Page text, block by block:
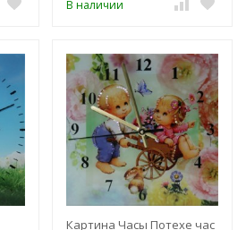
В наличии
Картина Часы Потехе час